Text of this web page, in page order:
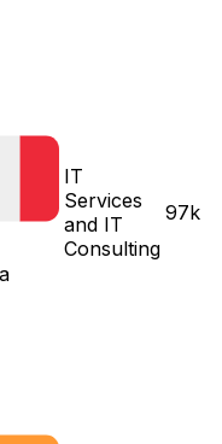
IT
Services
and IT
Consulting
97k